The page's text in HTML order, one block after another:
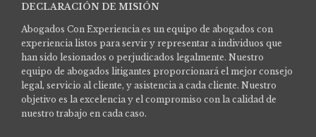
DECLARACIÓN DE MISIÓN
Abogados Con Experiencia es un equipo de abogados con
experiencia listos para servir y representar a individuos que
han sido lesionados o perjudicados legalmente. Nuestro
equipo de abogados litigantes proporcionará el mejor consejo
legal, servicio al cliente, y asistencia a cada cliente. Nuestro
objetivo es la excelencia y el compromiso con la calidad de
nuestro trabajo en cada caso.